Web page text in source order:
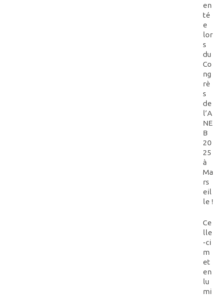
en
té
e
lor
s
du
Co
ng
rè
s
de
l’A
NE
B
20
25
à
Ma
rs
eil
le !
Ce
lle
-ci
m
et
en
lu
mi